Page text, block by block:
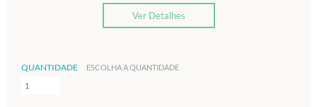
Ver Detalhes
QUANTIDADE ESCOLHA A QUANTIDADE